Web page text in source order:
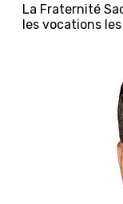
La Fraternité
les vocations